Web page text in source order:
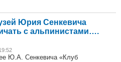
Юрия Сенкевича
с альпинистами….
Ю.А. Сенкевича «Клуб